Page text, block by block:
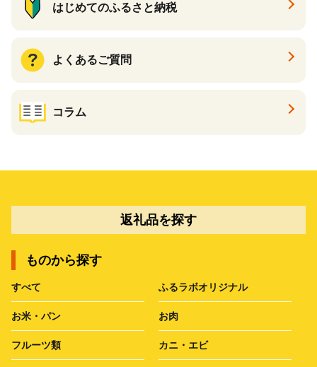
はじめてのふるさと納税
よくあるご質問
コラム
返礼品を探す
ものから探す
すべて ふるラボオリジナル
お米・パン お肉
フルーツ類 カニ・エビ